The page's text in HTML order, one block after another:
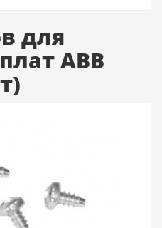
для
АВВ